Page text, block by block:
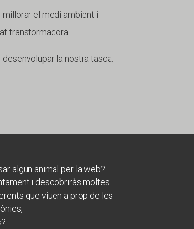
el medi ambient i
transformadora.
la nostra tasca.
algun animal per la web?
i descobriràs moltes
que viuen a prop de les
?